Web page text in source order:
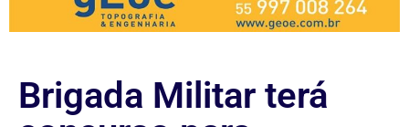
Brigada Militar terá